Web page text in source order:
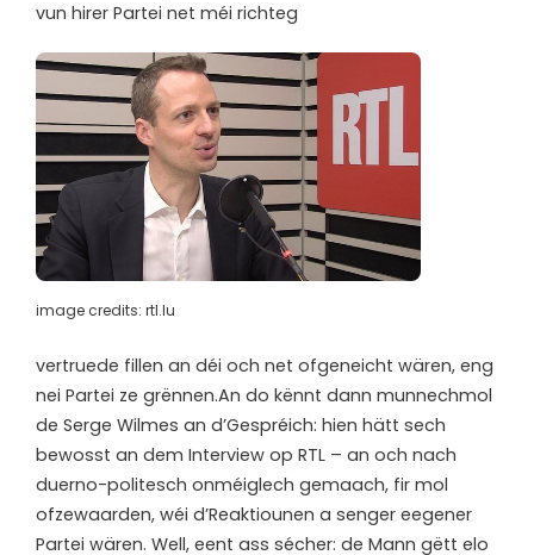
vun hirer Partei net méi richteg
image credits: rtl.lu
vertruede fillen an déi och net ofgeneicht wären, eng
nei Partei ze grënnen.An do kënnt dann munnechmol
de Serge Wilmes an d’Gespréich: hien hätt sech
bewosst an dem Interview op RTL – an och nach
duerno-politesch onméiglech gemaach, fir mol
ofzewaarden, wéi d’Reaktiounen a senger eegener
Partei wären. Well, eent ass sécher: de Mann gëtt elo